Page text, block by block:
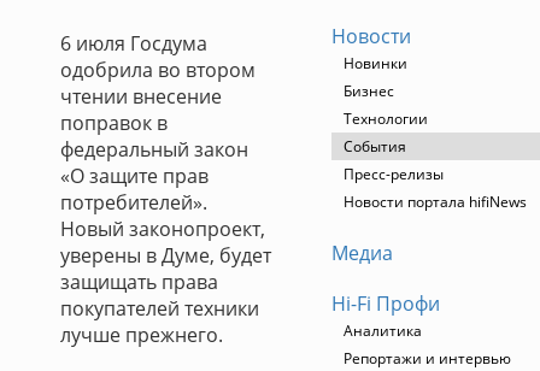
6 июля Госдума
одобрила во втором
чтении внесение
поправок в
федеральный закон
«О защите прав
потребителей».
Новый законопроект,
уверены в Думе, будет
защищать права
покупателей техники
лучше прежнего.
Новости
Новинки
Бизнес
Технологии
События
Пресс-релизы
Новости портала hifiNews
Медиа
Hi-Fi Профи
Аналитика
Репортажи и интервью